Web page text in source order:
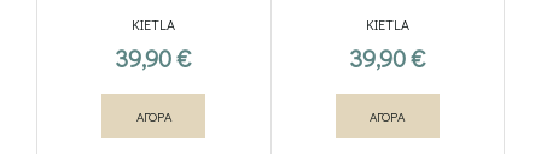
KIETLA
39,90€
ΑΓΟΡΑ
KIETLA
39,90€
ΑΓΟΡΑ